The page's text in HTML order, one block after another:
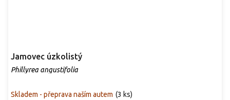
Jamovec úzkolistý
Phillyrea angustifolia
Skladem - přeprava naším autem (3 ks)